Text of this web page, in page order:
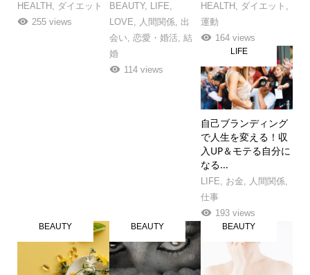
HEALTH , ダイエット
255 views
BEAUTY, LIFE,
LOVE, 人間関係, 出
会い, 恋愛・婚活, 結
婚
114 views
HEALTH , ダイエット ,
運動
164 views
自己ブランディング
で人生を変える！収
入UP＆モテる自分に
なる...
LIFE, お金, 人間関係,
仕事
193 views
LIFE
BEAUTY BEAUTY BEAUTY